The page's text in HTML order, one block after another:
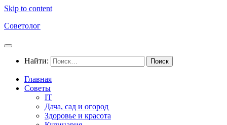
Skip to content
Советолог
Найти:
Главная
Советы
IT
Дача, сад и огород
Здоровье и красота